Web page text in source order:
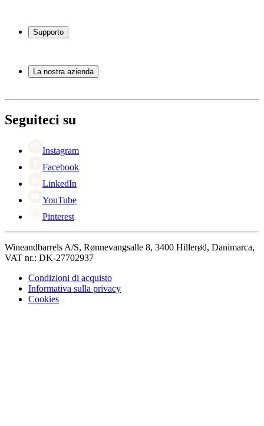
Scaffali per vino
Mobili per vino
Supporto
Servizio
Pagamento
Ritorno
La nostra azienda
Black Friday
Singles Day
Seguiteci su
Instagram
Facebook
LinkedIn
YouTube
Pinterest
Wineandbarrels A/S, Rønnevangsalle 8, 3400 Hillerød, Danimarca,
VAT nr.: DK-27702937
Condizioni di acquisto
Informativa sulla privacy
Cookies